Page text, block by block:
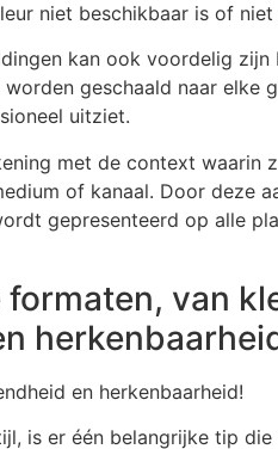
niet beschikbaar is of niet
kan ook voordelig zijn
geschaald naar elke
uitziet.
met de context waarin
of kanaal. Door deze
gepresenteerd op alle
van
en herkenbaarheid!
is er één belangrijke tip